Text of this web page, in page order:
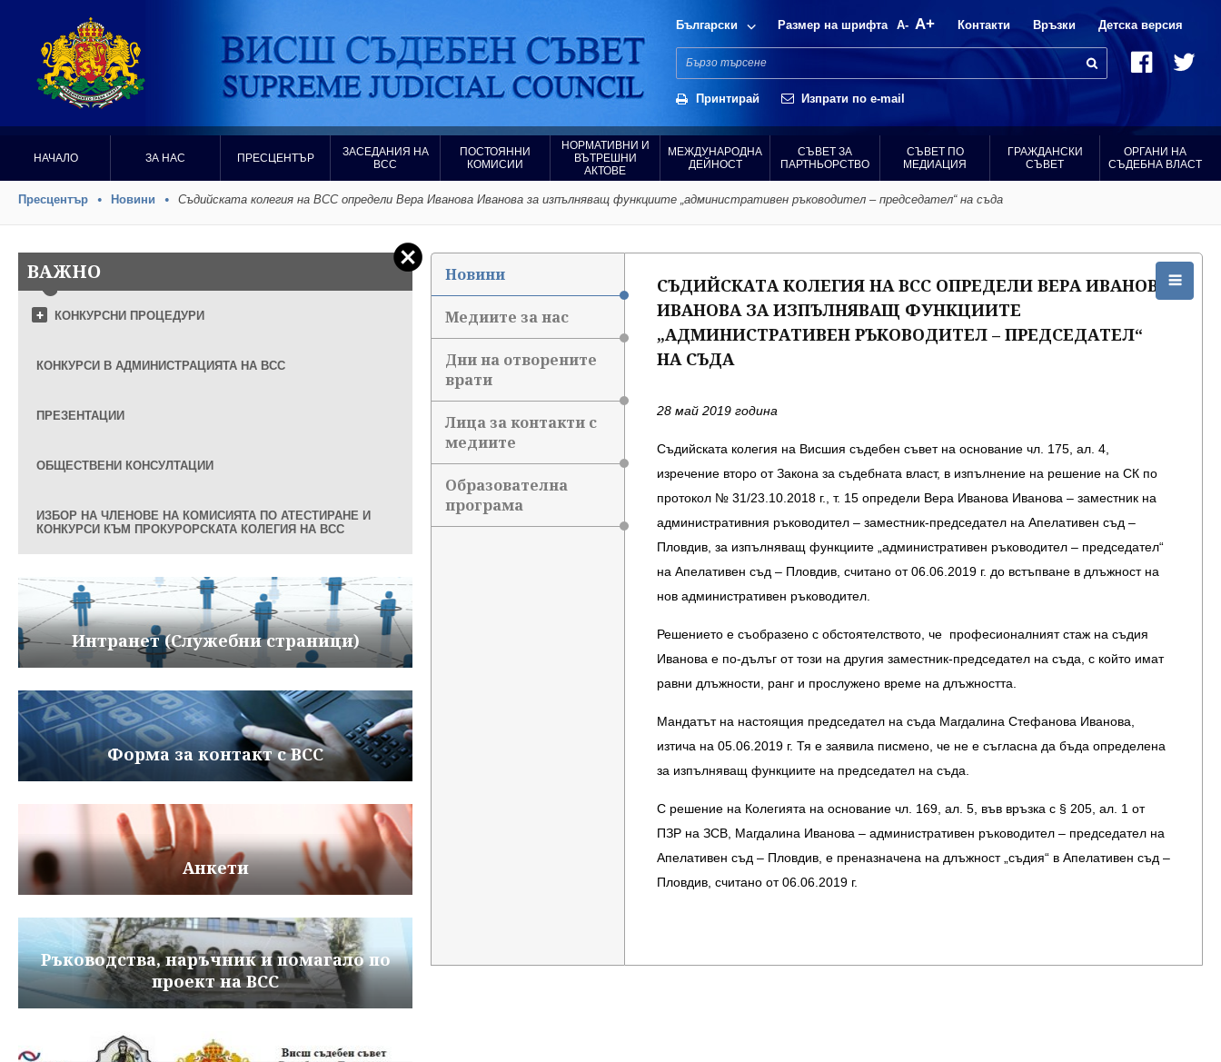
Български Размер на шрифта A- A+ Контакти Връзки Детска версия
Принтирай Изпрати по e-mail
НАЧАЛО ЗА НАС ПРЕСЦЕНТЪР
ЗАСЕДАНИЯ НА
ВСС
ПОСТОЯННИ
КОМИСИИ
НОРМАТИВНИ И
ВЪТРЕШНИ
АКТОВЕ
МЕЖДУНАРОДНА
ДЕЙНОСТ
СЪВЕТ ЗА
ПАРТНЬОРСТВО
СЪВЕТ ПО
МЕДИАЦИЯ
ГРАЖДАНСКИ
СЪВЕТ
ОРГАНИ НА
СЪДЕБНА ВЛАСТ
Пресцентър Новини Съдийската колегия на ВСС определи Вера Иванова Иванова за изпълняващ функциите „административен ръководител – председател“ на съда
ВАЖНО
КОНКУРСНИ ПРОЦЕДУРИ
КОНКУРСИ В АДМИНИСТРАЦИЯТА НА ВСС
ПРЕЗЕНТАЦИИ
ОБЩЕСТВЕНИ КОНСУЛТАЦИИ
ИЗБОР НА ЧЛЕНОВЕ НА КОМИСИЯТА ПО АТЕСТИРАНЕ И
КОНКУРСИ КЪМ ПРОКУРОРСКАТА КОЛЕГИЯ НА ВСС
Интранет (Служебни страници)
Форма за контакт с ВСС
Анкети
Ръководства, наръчник и помагало по
проект на ВСС
Новини
Медиите за нас
Дни на отворените
врати
Лица за контакти с
медиите
Образователна
програма
СЪДИЙСКАТА КОЛЕГИЯ НА ВСС ОПРЕДЕЛИ ВЕРА ИВАНОВА
ИВАНОВА ЗА ИЗПЪЛНЯВАЩ ФУНКЦИИТЕ
„АДМИНИСТРАТИВЕН РЪКОВОДИТЕЛ – ПРЕДСЕДАТЕЛ“
НА СЪДА
28 май 2019 година
Съдийската колегия на Висшия съдебен съвет на основание чл. 175, ал. 4,
изречение второ от Закона за съдебната власт, в изпълнение на решение на СК по
протокол № 31/23.10.2018 г., т. 15 определи Вера Иванова Иванова – заместник на
административния ръководител – заместник-председател на Апелативен съд –
Пловдив, за изпълняващ функциите „административен ръководител – председател“
на Апелативен съд – Пловдив, считано от 06.06.2019 г. до встъпване в длъжност на
нов административен ръководител.
Решението е съобразено с обстоятелството, че професионалният стаж на съдия
Иванова е по-дълъг от този на другия заместник-председател на съда, с който имат
равни длъжности, ранг и прослужено време на длъжността.
Мандатът на настоящия председател на съда Магдалина Стефанова Иванова,
изтича на 05.06.2019 г. Тя е заявила писмено, че не е съгласна да бъда определена
за изпълняващ функциите на председател на съда.
С решение на Колегията на основание чл. 169, ал. 5, във връзка с § 205, ал. 1 от
ПЗР на ЗСВ, Магдалина Иванова – административен ръководител – председател на
Апелативен съд – Пловдив, е преназначена на длъжност „съдия“ в Апелативен съд –
Пловдив, считано от 06.06.2019 г.